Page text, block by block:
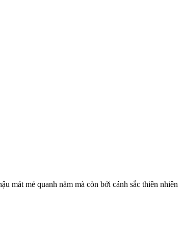
mát mẻ quanh năm mà còn bởi cảnh sắc thiên nhiên